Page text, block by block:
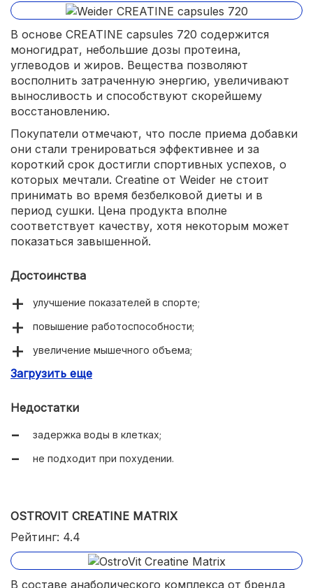
В основе CREATINE capsules 720 содержится
моногидрат, небольшие дозы протеина,
углеводов и жиров. Вещества позволяют
восполнить затраченную энергию, увеличивают
выносливость и способствуют скорейшему
восстановлению.
Покупатели отмечают, что после приема добавки
они стали тренироваться эффективнее и за
короткий срок достигли спортивных успехов, о
которых мечтали. Creatine от Weider не стоит
принимать во время безбелковой диеты и в
период сушки. Цена продукта вполне
соответствует качеству, хотя некоторым может
показаться завышенной.
Достоинства
улучшение показателей в спорте;
повышение работоспособности;
увеличение мышечного объема;
ускоренное восстановление после занятий.
Загрузить еще
Недостатки
задержка воды в клетках;
не подходит при похудении.
OSTROVIT CREATINE MATRIX
Рейтинг: 4.4
В составе анаболического комплекса от бренда